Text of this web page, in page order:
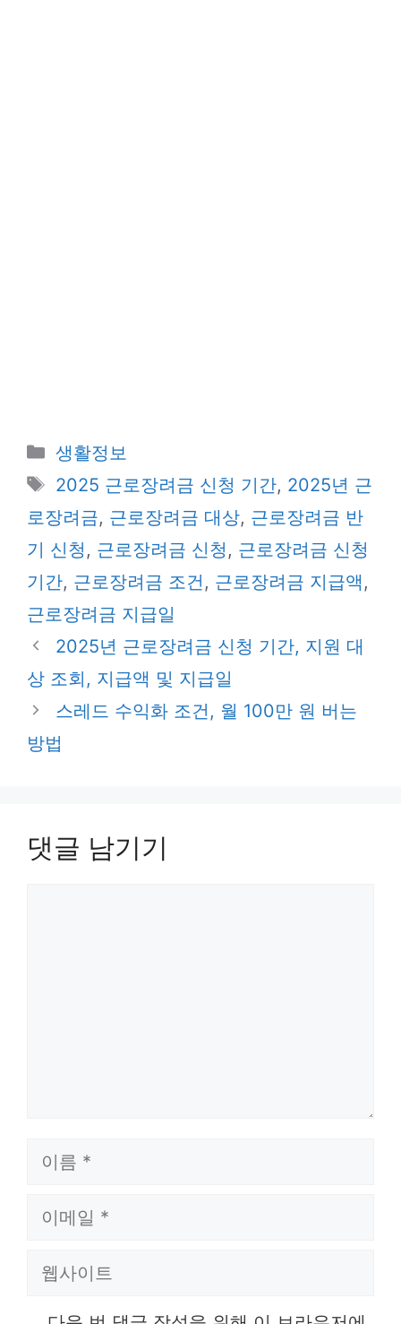
카
테
리
생활정보
태
그
2025 근로장려금 신청 기간, 2025년 근
로장려금, 근로장려금 대상, 근로장려금 반
기 신청 , 근로장려금 신청 , 근로장려금 신청
기간, 근로장려금 조건 , 근로장려금 지급액 ,
근로장려금 지급일
2025년 근로장려금 신청 기간, 지원 대
상 조회, 지급액 및 지급일
스레드 수익화 조건, 월 100만 원 버는
방법
댓글 남기기
이
이
일
웹